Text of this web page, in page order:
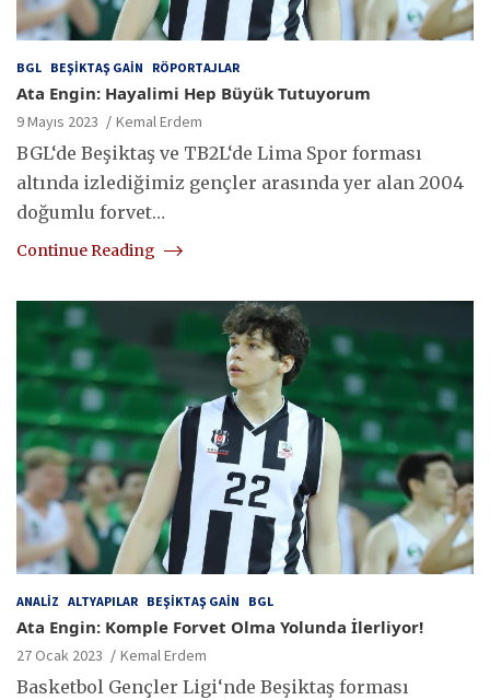
BGL BEŞIKTAŞ GAIN RÖPORTAJLAR
Ata Engin: Hayalimi Hep Büyük Tutuyorum
9 Mayıs 2023 Kemal Erdem
BGL‘de Beşiktaş ve TB2L‘de Lima Spor forması
altında izlediğimiz gençler arasında yer alan 2004
doğumlu forvet…
Continue Reading
ANALIZ ALTYAPILAR BEŞIKTAŞ GAIN BGL
Ata Engin: Komple Forvet Olma Yolunda İlerliyor!
27 Ocak 2023 Kemal Erdem
Basketbol Gençler Ligi‘nde Beşiktaş forması